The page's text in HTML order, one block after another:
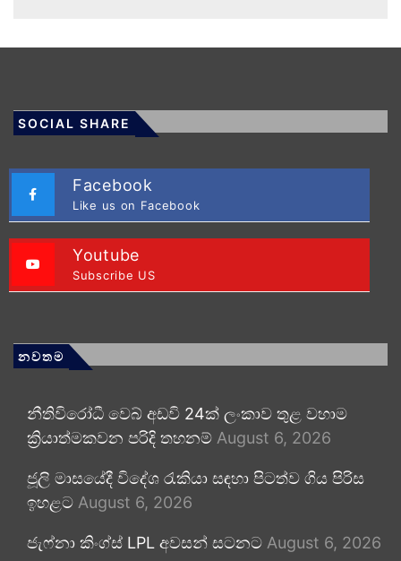
SOCIAL SHARE
Facebook
Like us on Facebook
Youtube
Subscribe US
නවතම
නීතිවිරෝධී වෙබ් අඩවි 24ක් ලංකාව තුළ වහාම
ක්‍රියාත්මකවන පරිදි තහනම් August 6, 2026
ජූලි මාසයේදී විදේශ රැකියා සඳහා පිටත්ව ගිය පිරිස
ඉහළට August 6, 2026
ජැෆ්නා කිංග්ස් LPL අවසන් සටනට August 6, 2026